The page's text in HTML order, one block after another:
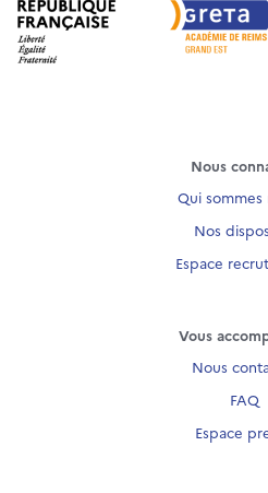
Nous
Qui sommes
Nos
Espace
Vous
Nous
FAQ
Espace